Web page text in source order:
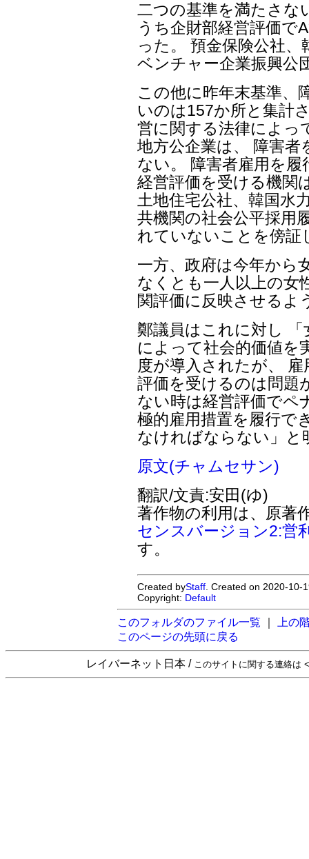
二つの基準を満たさな
うち企財部経営評価で
った。 預金保険公社
ベンチャー企業振興公
この他に昨年末基準、
いのは157か所と集計
営に関する法律によっ
地方公企業は、 障害
ない。 障害者雇用を
経営評価を受ける機関
土地住宅公社、韓国水
共機関の社会公平採用
れていないことを傍証
一方、政府は今年から
なくとも一人以上の女
関評価に反映させるよ
鄭議員はこれに対し
によって社会的価値を
度が導入されたが、
評価を受けるのは問題
ない時は経営評価でペ
極的雇用措置を履行で
なければならない」と
原文(チャムセサン)
翻訳/文責:安田(ゆ)
著作物の利用は、原著
センスバージョン2:営
す。
Created byStaff . Created on 2020-
Copyright: Default
このフォルダのファイル一覧
上の
このページの先頭に戻る
レイバーネット日本 / このサイトに関する連絡は